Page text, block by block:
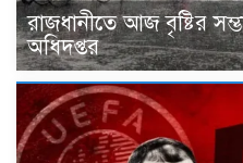
রাজধানীতে আজ বৃষ্টির
অধিদপ্তর